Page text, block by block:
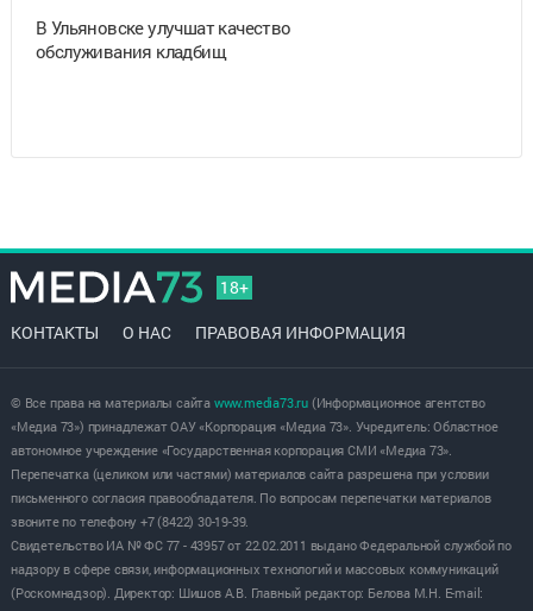
В Ульяновске улучшат качество
обслуживания кладбищ
18+
КОНТАКТЫ О НАС ПРАВОВАЯ ИНФОРМАЦИЯ
© Все права на материалы сайта www.media73.ru(Информационное агентство
«Медиа 73») принадлежат ОАУ «Корпорация «Медиа 73». Учредитель: Областное
автономное учреждение «Государственная корпорация СМИ «Медиа 73».
Перепечатка (целиком или частями) материалов сайта разрешена при условии
письменного согласия правообладателя. По вопросам перепечатки материалов
звоните по телефону +7 (8422) 30-19-39.
Свидетельство ИА № ФС 77 - 43957 от 22.02.2011 выдано Федеральной службой по
надзору в сфере связи, информационных технологий и массовых коммуникаций
(Роскомнадзор). Директор: Шишов А.В. Главный редактор: Белова М.Н. E-mail: